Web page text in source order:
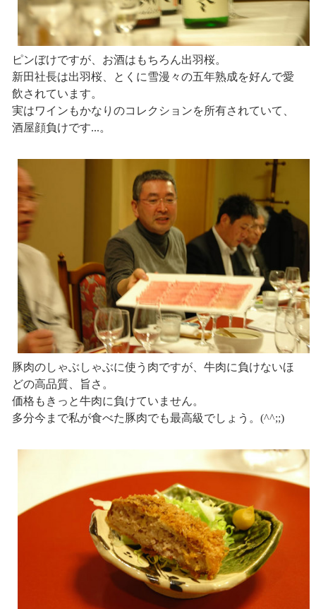
ピンぼけですが、お酒はもちろん出羽桜。
新田社長は出羽桜、とくに雪漫々の五年熟成を好んで愛
飲されています。
実はワインもかなりのコレクションを所有されていて、
酒屋顔負けです...。
豚肉のしゃぶしゃぶに使う肉ですが、牛肉に負けないほ
どの高品質、旨さ。
価格もきっと牛肉に負けていません。
多分今まで私が食べた豚肉でも最高級でしょう。(^^;;)